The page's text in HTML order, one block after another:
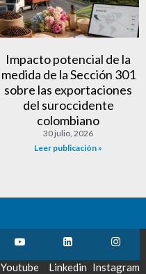
Impacto potencial de la
medida de la Sección 301
sobre las exportaciones
del suroccidente
colombiano
30 julio, 2026
Leer publicación »
Youtube Linkedin Instagram